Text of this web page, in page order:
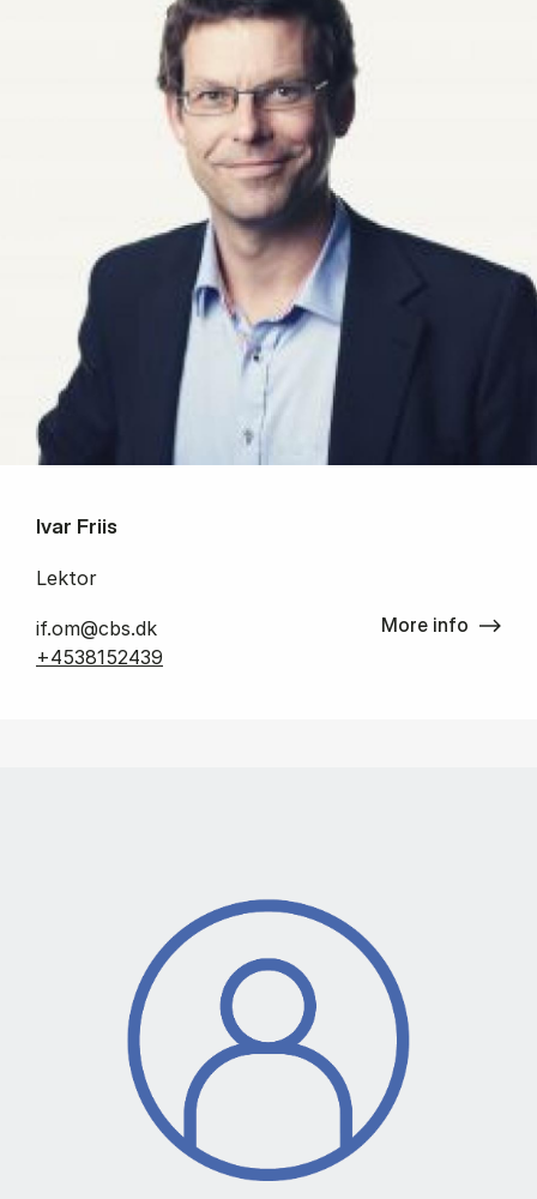
Ivar Friis
Lektor
if.om@cbs.dk
+4538152439
More info